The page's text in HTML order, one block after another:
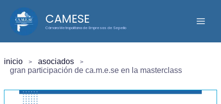
contenido
CAMESE
Cámara Metropolitana de Empresas de Sepelio
inicio
asociados
gran participación de ca.m.e.se en la masterclass